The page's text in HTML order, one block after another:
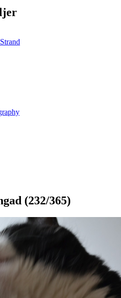
(232/365)